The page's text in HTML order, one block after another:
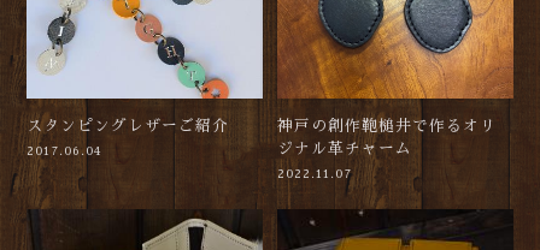
スタンピングレザーご紹介
2017.06.04
神戸の創作鞄槌井で作るオリ
ジナル革チャーム
2022.11.07